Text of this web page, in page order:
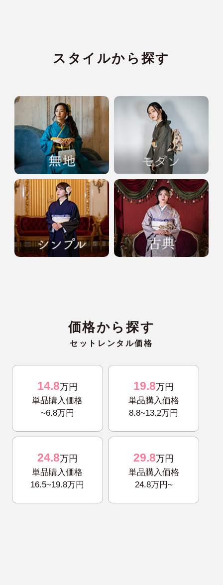
スタイルから探す
価格から探す
セットレンタル価格
14.8万円
単品購入価格
~6.8万円
19.8万円
単品購入価格
8.8~13.2万円
24.8万円
単品購入価格
16.5~19.8万円
29.8万円
単品購入価格
24.8万円~